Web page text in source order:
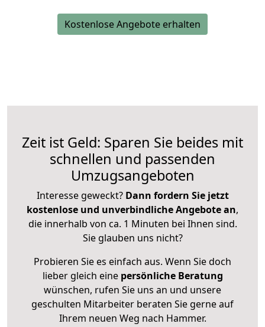
Kostenlose Angebote erhalten
Zeit ist Geld: Sparen Sie beides mit
schnellen und passenden
Umzugsangeboten
Interesse geweckt? Dann fordern Sie jetzt
kostenlose und unverbindliche Angebote an,
die innerhalb von ca. 1 Minuten bei Ihnen sind.
Sie glauben uns nicht?
Probieren Sie es einfach aus. Wenn Sie doch
lieber gleich eine persönliche Beratung
wünschen, rufen Sie uns an und unsere
geschulten Mitarbeiter beraten Sie gerne auf
Ihrem neuen Weg nach Hammer.